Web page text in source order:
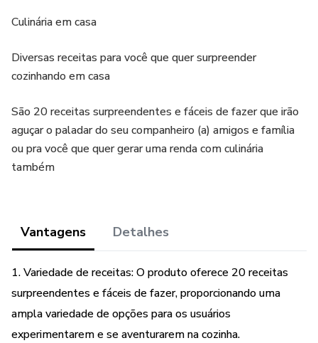
Culinária em casa
Diversas receitas para você que quer surpreender
cozinhando em casa
São 20 receitas surpreendentes e fáceis de fazer que irão
aguçar o paladar do seu companheiro (a) amigos e família
ou pra você que quer gerar uma renda com culinária
também
Vantagens Detalhes
1. Variedade de receitas: O produto oferece 20 receitas
surpreendentes e fáceis de fazer, proporcionando uma
ampla variedade de opções para os usuários
experimentarem e se aventurarem na cozinha.